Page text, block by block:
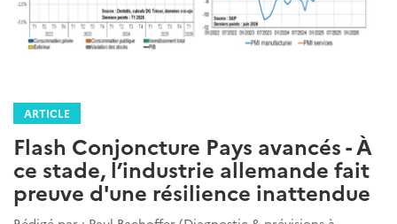
ARTICLE
Flash Conjoncture Pays avancés - À
ce stade, l’industrie allemande fait
preuve d'une résilience inattendue